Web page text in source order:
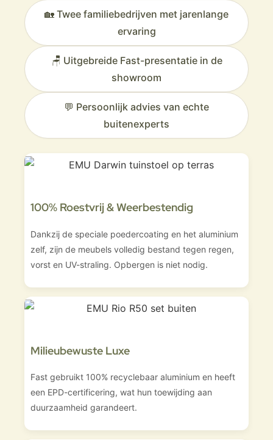
🏡 Twee familiebedrijven met jarenlange
ervaring
🪑 Uitgebreide Fast-presentatie in de
showroom
💬 Persoonlijk advies van echte
buitenexperts
100% Roestvrij & Weerbestendig
Dankzij de speciale poedercoating en het aluminium
zelf, zijn de meubels volledig bestand tegen regen,
vorst en UV-straling. Opbergen is niet nodig.
Milieubewuste Luxe
Fast gebruikt 100% recyclebaar aluminium en heeft
een EPD-certificering, wat hun toewijding aan
duurzaamheid garandeert.